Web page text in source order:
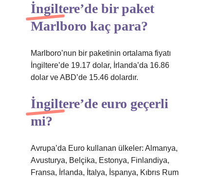
İngiltere’de bir paket
Marlboro kaç para?
Marlboro’nun bir paketinin ortalama fiyatı
İngiltere’de 19.17 dolar, İrlanda’da 16.86
dolar ve ABD’de 15.46 dolardır.
İngiltere’de euro geçerli
mi?
Avrupa’da Euro kullanan ülkeler: Almanya,
Avusturya, Belçika, Estonya, Finlandiya,
Fransa, İrlanda, İtalya, İspanya, Kıbrıs Rum